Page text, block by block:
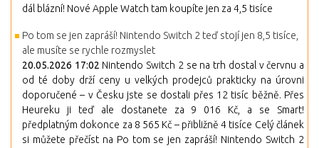
dál blázní! Nové Apple Watch tam koupíte jen za 4,5 tisíce
Po tom se jen zapráší! Nintendo Switch 2 teď stojí jen 8,5 tisíce,
ale musíte se rychle rozmyslet
20.05.2026 17:02 Nintendo Switch 2 se na trh dostal v červnu a
od té doby drží ceny u velkých prodejců prakticky na úrovni
doporučené – v Česku jste se dostali přes 12 tisíc běžně. Přes
Heureku ji teď ale dostanete za 9 016 Kč, a se Smart!
předplatným dokonce za 8 565 Kč – přibližně 4 tisíce Celý článek
si můžete přečíst na Po tom se jen zapráší! Nintendo Switch 2